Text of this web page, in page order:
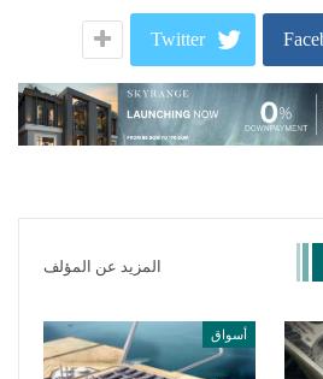
Twitter
المزيد عن المؤلف
أسواق